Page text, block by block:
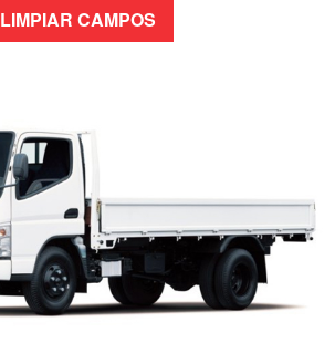
LIMPIAR CAMPOS